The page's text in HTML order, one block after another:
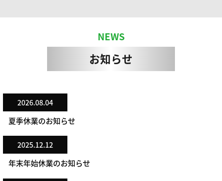
NEWS
お知らせ
2026.08.04
夏季休業のお知らせ
2025.12.12
年末年始休業のお知らせ